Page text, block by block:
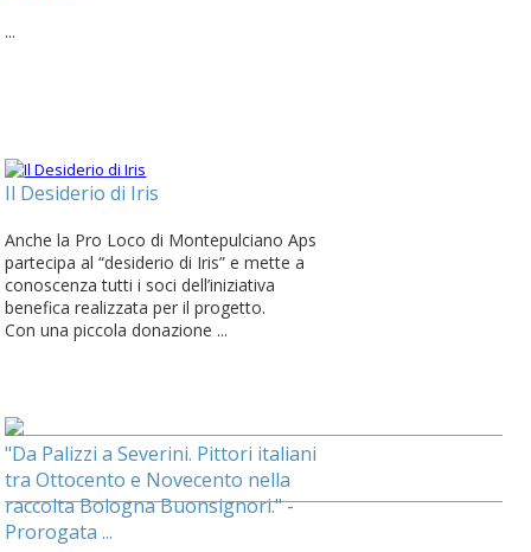
...
Il Desiderio di Iris
Anche la Pro Loco di Montepulciano Aps
partecipa al “desiderio di Iris” e mette a
conoscenza tutti i soci dell’iniziativa
benefica realizzata per il progetto.
Con una piccola donazione ...
"Da Palizzi a Severini. Pittori italiani
tra Ottocento e Novecento nella
raccolta Bologna Buonsignori." -
Prorogata ...